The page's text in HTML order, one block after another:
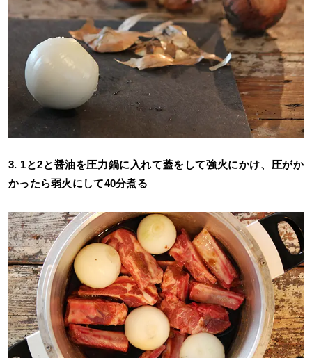
3. 1と2と醤油を圧力鍋に入れて蓋をして強火にかけ、圧がか
かったら弱火にして40分煮る